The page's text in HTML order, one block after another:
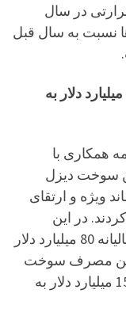
در سال
نسبت به سال قبل
اگر مصرف سوخت را نصف کنیم، 150 میلیارد دلار به
همکاری با
سوخت دیزل
ویژه و ارتقای
در این
مراسم جواد اوجی، وزیر نفت گفت: سالیانه 80 میلیارد دلار
این مصرف سوخت
کشور را نصف کنیم، می‌توان سالانه 150 میلیارد دلار به